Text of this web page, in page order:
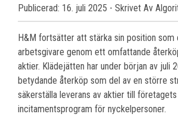
Publicerad: 16. juli 2025 - Skrivet Av
H&M fortsätter att stärka sin position som
arbetsgivare genom ett omfattande
aktier. Klädejätten har under början av juli
betydande återköp som del av en större
säkerställa leverans av aktier till
incitamentsprogram för nyckelpersoner.